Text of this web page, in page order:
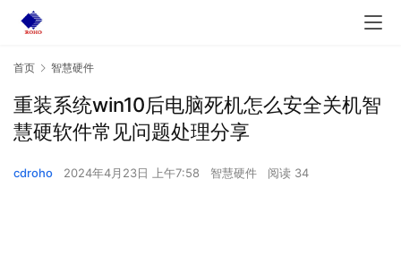
首页 智慧硬件
重装系统win10后电脑死机怎么安全关机智
慧硬软件常见问题处理分享
cdroho 2024年4月23日 上午7:58 智慧硬件 阅读 34